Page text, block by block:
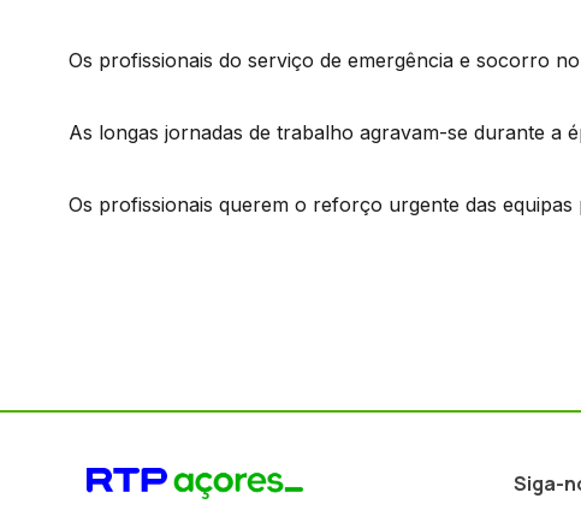
Os profissionais do serviço de emergência e socorro
As longas jornadas de trabalho agravam-se durante a
Os profissionais querem o reforço urgente das
Siga-